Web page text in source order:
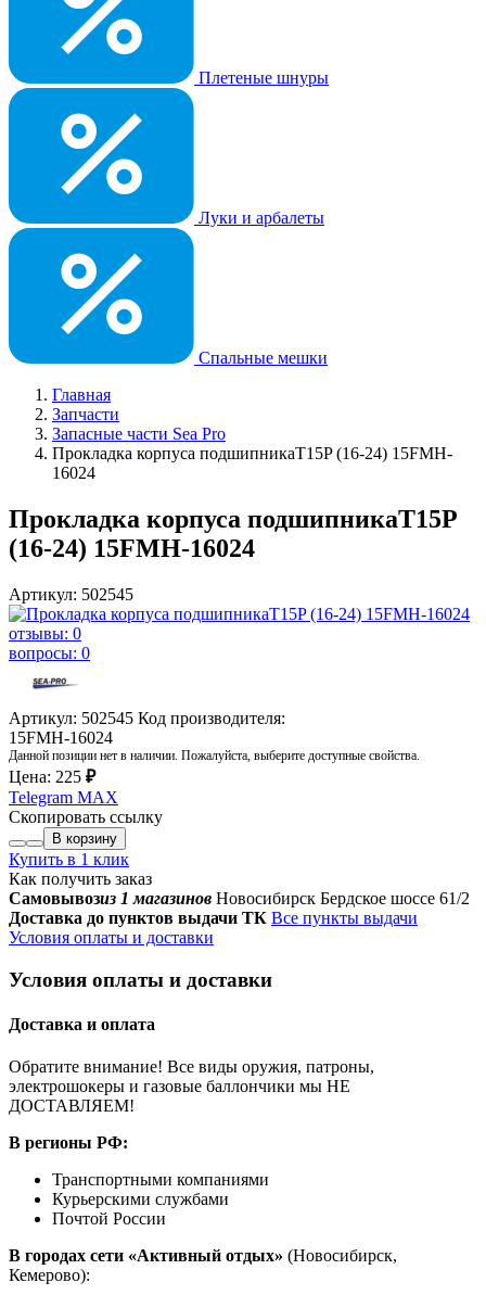
Плетеные шнуры
Луки и арбалеты
Спальные мешки
Главная
Запчасти
Запасные части Sea Pro
Прокладка корпуса подшипникаT15P (16-24) 15FMH-
16024
Прокладка корпуса подшипникаT15P
(16-24) 15FMH-16024
Артикул: 502545
отзывы: 0
вопросы: 0
Артикул: 502545 Код производителя:
15FMH-16024
Данной позиции нет в наличии. Пожалуйста, выберите доступные свойства.
Цена: 225 ₽
Telegram MAX
Скопировать ссылку
В корзину
Купить в 1 клик
Как получить заказ
Самовывозиз 1 магазинов Новосибирск Бердское шоссе 61/2
Доставка до пунктов выдачи ТК Все пункты выдачи
Условия оплаты и доставки
Условия оплаты и доставки
Доставка и оплата
Обратите внимание! Все виды оружия, патроны,
электрошокеры и газовые баллончики мы НЕ
ДОСТАВЛЯЕМ!
В регионы РФ:
Транспортными компаниями
Курьерскими службами
Почтой России
В городах сети «Активный отдых» (Новосибирск,
Кемерово):